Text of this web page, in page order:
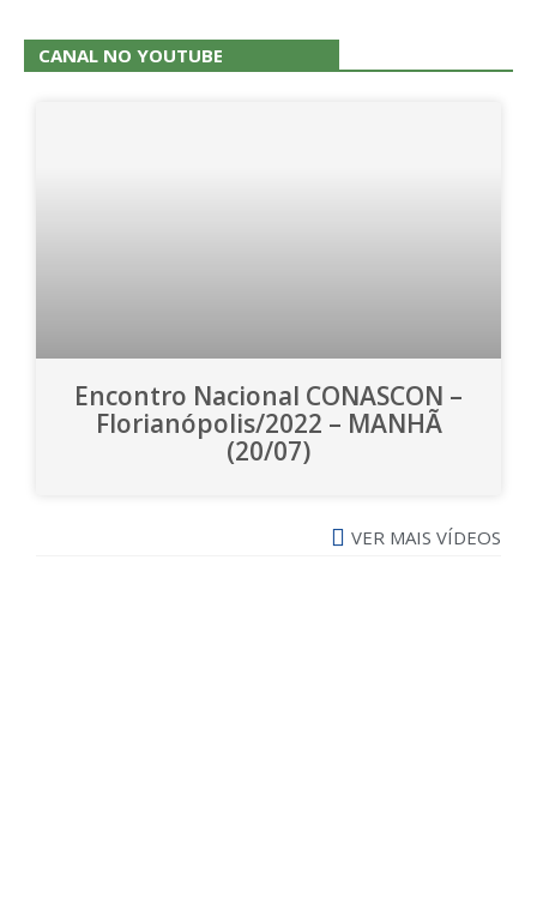
CANAL NO YOUTUBE
Encontro Nacional CONASCON –
Florianópolis/2022 – MANHÃ
(20/07)
VER MAIS VÍDEOS